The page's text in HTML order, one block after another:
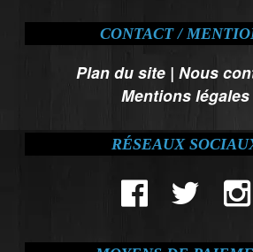
CONTACT /
Plan du site |Nous
Mentions légales
RÉSEAUX